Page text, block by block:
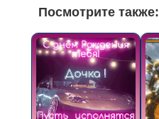
Посмотрите также: